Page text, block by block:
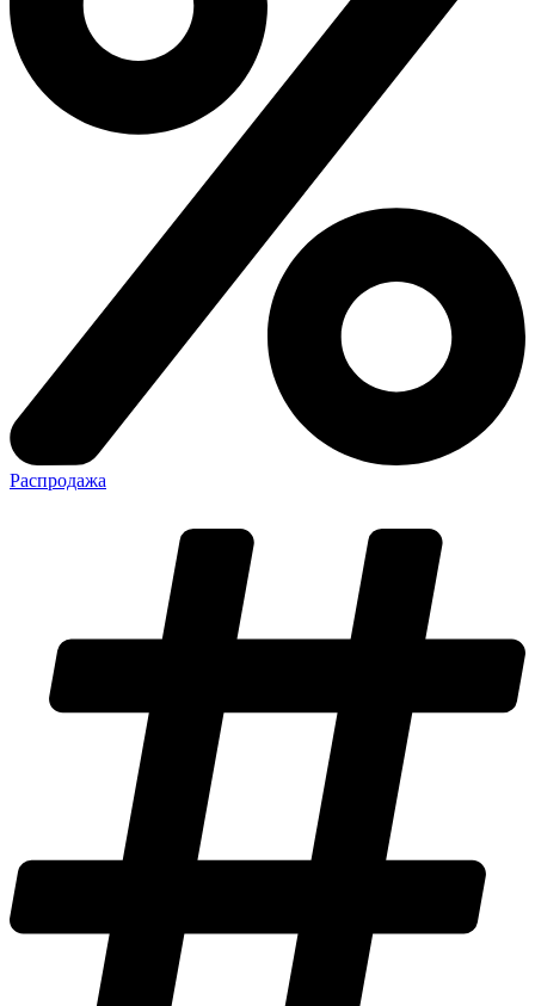
Распродажа